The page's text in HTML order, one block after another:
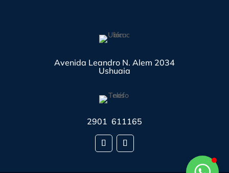
Avenida Leandro N. Alem 2034
Ushuaia
2901 611165